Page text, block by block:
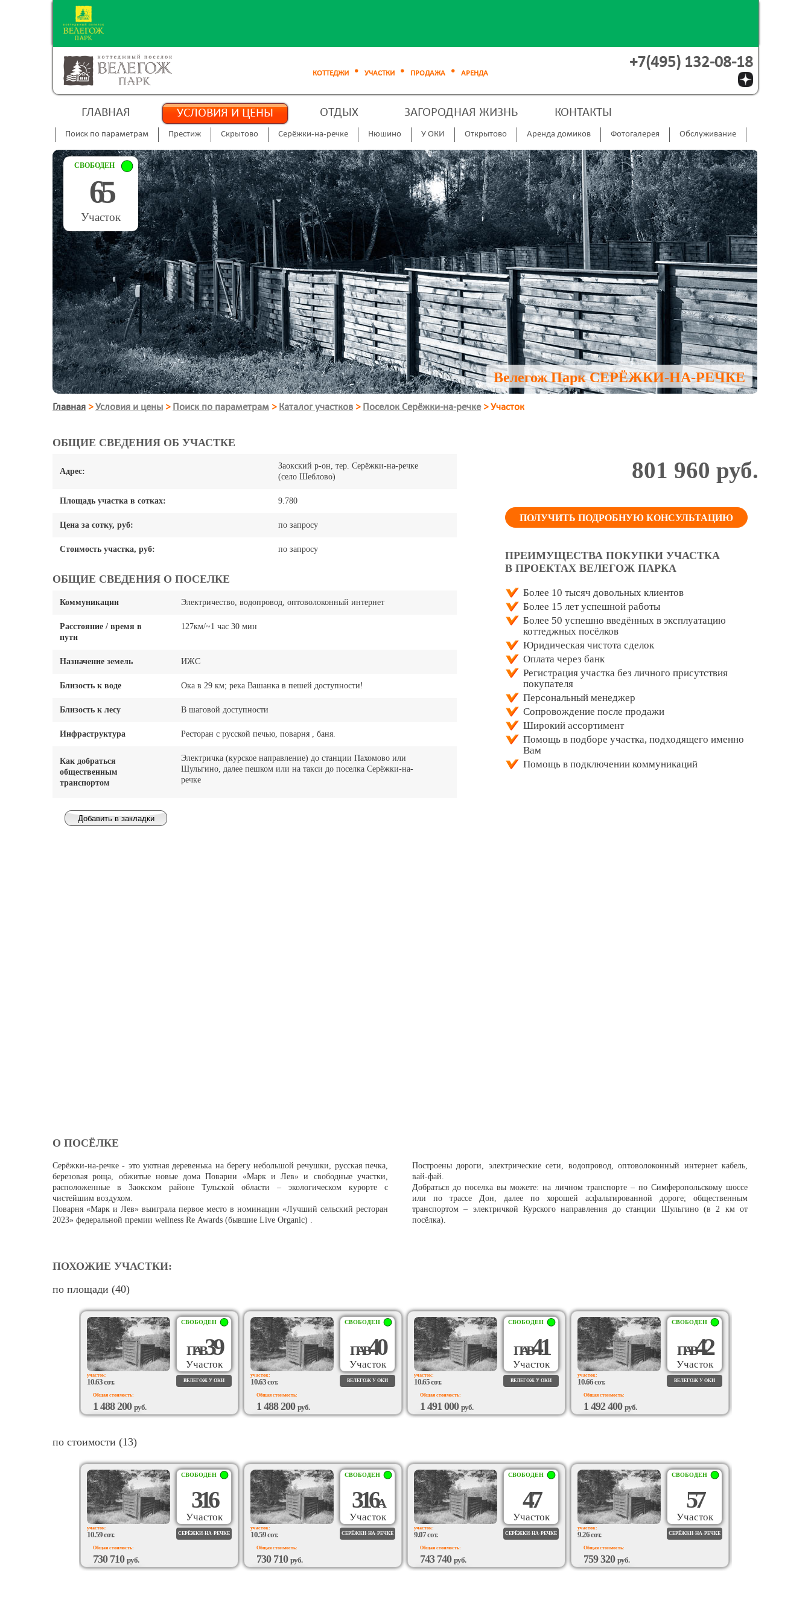
КОТТЕДЖИ УЧАСТКИ ПРОДАЖА АРЕНДА
+7(495) 132-08-18
ГЛАВНАЯ УСЛОВИЯ И ЦЕНЫ
Поиск по параметрам Престиж Скрытово Серёжки-на-речке Нюшино У ОКИ Открытово Аренда домиков Фотогалерея Обслуживание
ОТДЫХ ЗАГОРОДНАЯ ЖИЗНЬ КОНТАКТЫ
Главная >Условия и цены > Поиск по параметрам > Каталог участков > Поселок Серёжки-на-речке >Участок
СВОБОДЕН
65
Участок
Велегож ПаркСЕРЁЖКИ-НА-РЕЧКЕ
ОБЩИЕ СВЕДЕНИЯ ОБ УЧАСТКЕ
Адрес:
Заокский р-он, тер. Серёжки-на-речке
(село Шеблово)
Площадь участка в сотках: 9.780
Цена за сотку, руб: по запросу
Стоимость участка, руб: по запросу
ОБЩИЕ СВЕДЕНИЯ О ПОСЕЛКЕ
Коммуникации Электричество, водопровод, оптоволоконный интернет
Расстояние / время в
пути
127км/~1 час 30 мин
Назначение земель ИЖС
Близость к воде Ока в 29 км; река Вашанка в пешей доступности!
Близость к лесу В шаговой доступности
Инфраструктура Ресторан с русской печью, поварня , баня.
Как добраться
общественным
транспортом
Электричка (курское направление) до станции Пахомово или
Шульгино, далее пешком или на такси до поселка Серёжки-на-
речке
801 960 руб.
ПОЛУЧИТЬ ПОДРОБНУЮ КОНСУЛЬТАЦИЮ
ПРЕИМУЩЕСТВА ПОКУПКИ УЧАСТКА
В ПРОЕКТАХ ВЕЛЕГОЖ ПАРКА
Более 10 тысяч довольных клиентов
Более 15 лет успешной работы
Более 50 успешно введённых в эксплуатацию
коттеджных посёлков
Юридическая чистота сделок
Оплата через банк
Регистрация участка без личного присутствия
покупателя
Персональный менеджер
Сопровождение после продажи
Широкий ассортимент
Помощь в подборе участка, подходящего именно
Вам
Помощь в подключении коммуникаций
О ПОСЁЛКЕ
Серёжки-на-речке - это уютная деревенька на берегу небольшой речушки, русская печка,
березовая роща, обжитые новые дома Поварни «Марк и Лев» и свободные участки,
расположенные в Заокском районе Тульской области – экологическом курорте с
чистейшим воздухом.
Поварня «Марк и Лев» выиграла первое место в номинации «Лучший сельский ресторан
2023» федеральной премии wellness Re Awards (бывшие Live Organic) .
Построены дороги, электрические сети, водопровод, оптоволоконный интернет кабель,
вай-фай.
Добраться до поселка вы можете: на личном транспорте – по Симферопольскому шоссе
или по трассе Дон, далее по хорошей асфальтированной дороге; общественным
транспортом – электричкой Курского направления до станции Шульгино (в 2 км от
посёлка).
ПОХОЖИЕ УЧАСТКИ:
по площади (40)
СВОБОДЕН
ПАВ39
Участок
участок:
10.63 сот. ВЕЛЕГОЖ У ОКИ
Общая стоимость:
1 488 200 руб.
ВОЗМОЖЕН
СВОБОДЕН
ПАВ40
Участок
участок:
10.63 сот. ВЕЛЕГОЖ У ОКИ
Общая стоимость:
1 488 200 руб.
ВОЗМОЖЕН
СВОБОДЕН
ПАВ41
Участок
участок:
10.65 сот. ВЕЛЕГОЖ У ОКИ
Общая стоимость:
1 491 000 руб.
ВОЗМОЖЕН
СВОБОДЕН
ПАВ42
Участок
участок:
10.66 сот. ВЕЛЕГОЖ У ОКИ
Общая стоимость:
1 492 400 руб.
ВОЗМОЖЕН
по стоимости (13)
СВОБОДЕН
316
Участок
участок:
10.59 сот. СЕРЁЖКИ-НА-РЕЧКЕ
Общая стоимость:
730 710 руб.
ВОЗМОЖЕН
СВОБОДЕН
316А
Участок
участок:
10.59 сот. СЕРЁЖКИ-НА-РЕЧКЕ
Общая стоимость:
730 710 руб.
ВОЗМОЖЕН
СВОБОДЕН
47
Участок
участок:
9.07 сот. СЕРЁЖКИ-НА-РЕЧКЕ
Общая стоимость:
743 740 руб.
ВОЗМОЖЕН
СВОБОДЕН
57
Участок
участок:
9.26 сот. СЕРЁЖКИ-НА-РЕЧКЕ
Общая стоимость:
759 320 руб.
ВОЗМОЖЕН